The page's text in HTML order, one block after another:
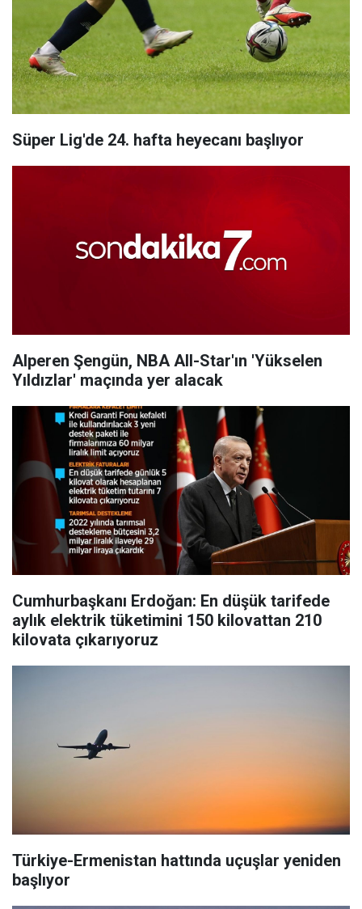
Süper Lig'de 24. hafta heyecanı başlıyor
Alperen Şengün, NBA All-Star'ın 'Yükselen
Yıldızlar' maçında yer alacak
Cumhurbaşkanı Erdoğan: En düşük tarifede
aylık elektrik tüketimini 150 kilovattan 210
kilovata çıkarıyoruz
Türkiye-Ermenistan hattında uçuşlar yeniden
başlıyor